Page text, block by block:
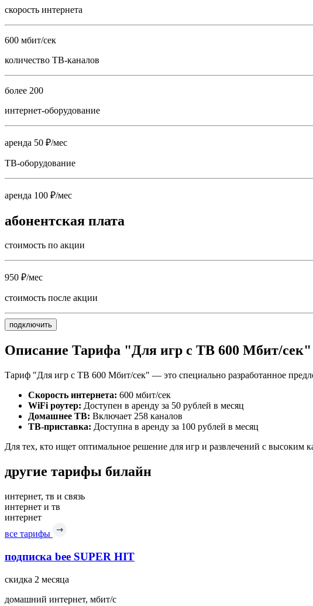
скорость интернета
600 мбит/сек
количество ТВ-каналов
более 200
интернет-оборудование
аренда 50 ₽/мес
ТВ-оборудование
аренда 100 ₽/мес
абонентская плата
стоимость по акции
950 ₽/мес
стоимость после акции
подключить
Описание Тарифа "Для игр с ТВ 600 Мбит/сек"
Тариф "Для игр с ТВ 600 Мбит/сек" — это специально разработанное
Скорость интернета: 600 мбит/сек
WiFi роутер: Доступен в аренду за 50 рублей в месяц
Домашнее ТВ: Включает 258 каналов
ТВ-приставка: Доступна в аренду за 100 рублей в месяц
Для тех, кто ищет оптимальное решение для игр и развлечений с высоким
другие тарифы билайн
интернет, тв и связь
интернет и тв
интернет
все тарифы
подписка bee SUPER HIT
скидка 2 месяца
домашний интернет, мбит/с